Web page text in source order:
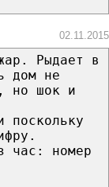
02.11.2015
Рыдает в
дом не
но шок и
поскольку
час: номер